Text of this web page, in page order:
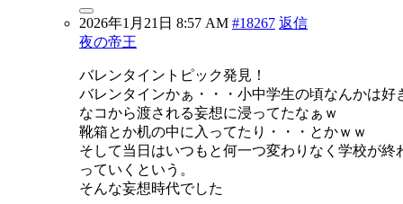
2026年1月21日 8:57 AM #18267 返信
夜の帝王
バレンタイントピック発見！
バレンタインかぁ・・・小中学生の頃なんかは好
なコから渡される妄想に浸ってたなぁｗ
靴箱とか机の中に入ってたり・・・とかｗｗ
そして当日はいつもと何一つ変わりなく学校が終
っていくという。
そんな妄想時代でした